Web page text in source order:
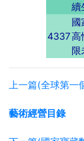
續
4337
國
高
限
上一篇(全球第一
藝術經營目錄